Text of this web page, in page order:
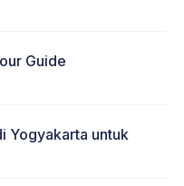
Guide
Yogyakarta untuk